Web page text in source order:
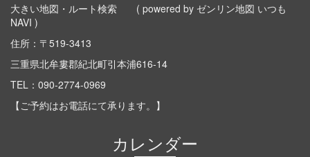
大きい地図・ルート検索
( powered by ゼンリン地図 いつも
NAVI )
住所：〒519-3413
三重県北牟婁郡紀北町引本浦616-14
TEL： 090-2774-0969
【ご予約はお電話にて承ります。】
カレンダー